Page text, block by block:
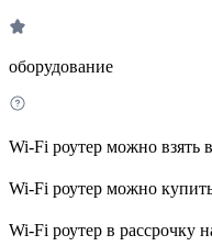
оборудование
Wi-Fi роутер можно взять
Wi-Fi роутер можно
Wi-Fi роутер в рассрочку